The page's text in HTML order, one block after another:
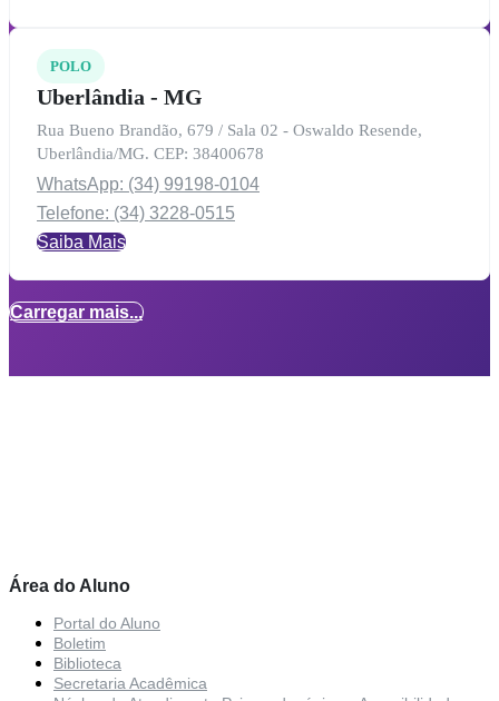
POLO
Uberlândia - MG
Rua Bueno Brandão, 679 / Sala 02 - Oswaldo Resende,
Uberlândia/MG. CEP: 38400678
WhatsApp: (34) 99198-0104
Telefone: (34) 3228-0515
Saiba Mais
Carregar mais...
Área do Aluno
Portal do Aluno
Boletim
Biblioteca
Secretaria Acadêmica